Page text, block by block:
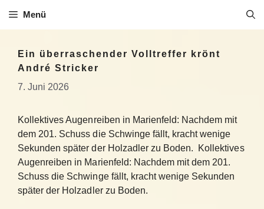
Inhalt
Menü
Ein überraschender Volltreffer krönt
André Stricker
7. Juni 2026
Kollektives Augenreiben in Marienfeld: Nachdem mit
dem 201. Schuss die Schwinge fällt, kracht wenige
Sekunden später der Holzadler zu Boden. Kollektives
Augenreiben in Marienfeld: Nachdem mit dem 201.
Schuss die Schwinge fällt, kracht wenige Sekunden
später der Holzadler zu Boden.